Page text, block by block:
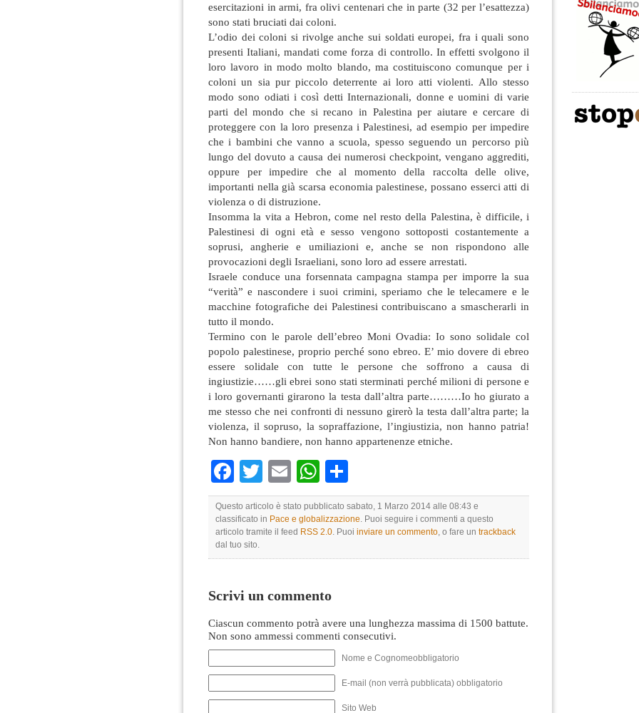
esercitazioni in armi, fra olivi centenari che in parte (32 per l’esattezza)
sono stati bruciati dai coloni.
L’odio dei coloni si rivolge anche sui soldati europei, fra i quali sono
presenti Italiani, mandati come forza di controllo. In effetti svolgono il
loro lavoro in modo molto blando, ma costituiscono comunque per i
coloni un sia pur piccolo deterrente ai loro atti violenti. Allo stesso
modo sono odiati i così detti Internazionali, donne e uomini di varie
parti del mondo che si recano in Palestina per aiutare e cercare di
proteggere con la loro presenza i Palestinesi, ad esempio per impedire
che i bambini che vanno a scuola, spesso seguendo un percorso più
lungo del dovuto a causa dei numerosi checkpoint, vengano aggrediti,
oppure per impedire che al momento della raccolta delle olive,
importanti nella già scarsa economia palestinese, possano esserci atti di
violenza o di distruzione.
Insomma la vita a Hebron, come nel resto della Palestina, è difficile, i
Palestinesi di ogni età e sesso vengono sottoposti costantemente a
soprusi, angherie e umiliazioni e, anche se non rispondono alle
provocazioni degli Israeliani, sono loro ad essere arrestati.
Israele conduce una forsennata campagna stampa per imporre la sua
“verità” e nascondere i suoi crimini, speriamo che le telecamere e le
macchine fotografiche dei Palestinesi contribuiscano a smascherarli in
tutto il mondo.
Termino con le parole dell’ebreo Moni Ovadia: Io sono solidale col
popolo palestinese, proprio perché sono ebreo. E’ mio dovere di ebreo
essere solidale con tutte le persone che soffrono a causa di
ingiustizie……gli ebrei sono stati sterminati perché milioni di persone e
i loro governanti girarono la testa dall’altra parte………Io ho giurato a
me stesso che nei confronti di nessuno girerò la testa dall’altra parte; la
violenza, il sopruso, la sopraffazione, l’ingiustizia, non hanno patria!
Non hanno bandiere, non hanno appartenenze etniche.
Facebook
TwitterEmailWhatsApp
Questo articolo è stato pubblicato sabato, 1 Marzo 2014 alle 08:43 e
classificato in Pace e globalizzazione. Puoi seguire i commenti a questo
articolo tramite il feed RSS 2.0. Puoi inviare un commento, o fare un trackback
dal tuo sito.
Scrivi un commento
Ciascun commento potrà avere una lunghezza massima di 1500 battute.
Non sono ammessi commenti consecutivi.
Nome e Cognomeobbligatorio
E-mail (non verrà pubblicata) obbligatorio
Sito Web